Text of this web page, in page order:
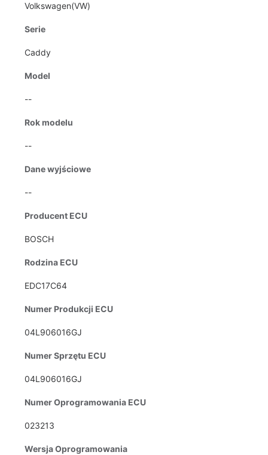
Volkswagen(VW)
Serie
Caddy
Model
--
Rok modelu
--
Dane wyjściowe
--
Producent ECU
BOSCH
Rodzina ECU
EDC17C64
Numer Produkcji ECU
04L906016GJ
Numer Sprzętu ECU
04L906016GJ
Numer Oprogramowania ECU
023213
Wersja Oprogramowania